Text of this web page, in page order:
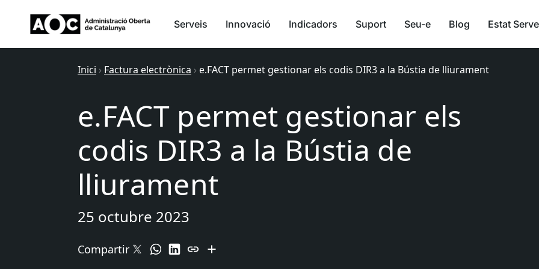
Serveis Innovació Indicadors Suport Seu-e Blog Estat
Inici › Factura electrònica › e.FACT permet gestionar els codis DIR3 a la Bústia de lliurament
e.FACT permet gestionar els
codis DIR3 a la Bústia de
lliurament
25 octubre 2023
Compartir